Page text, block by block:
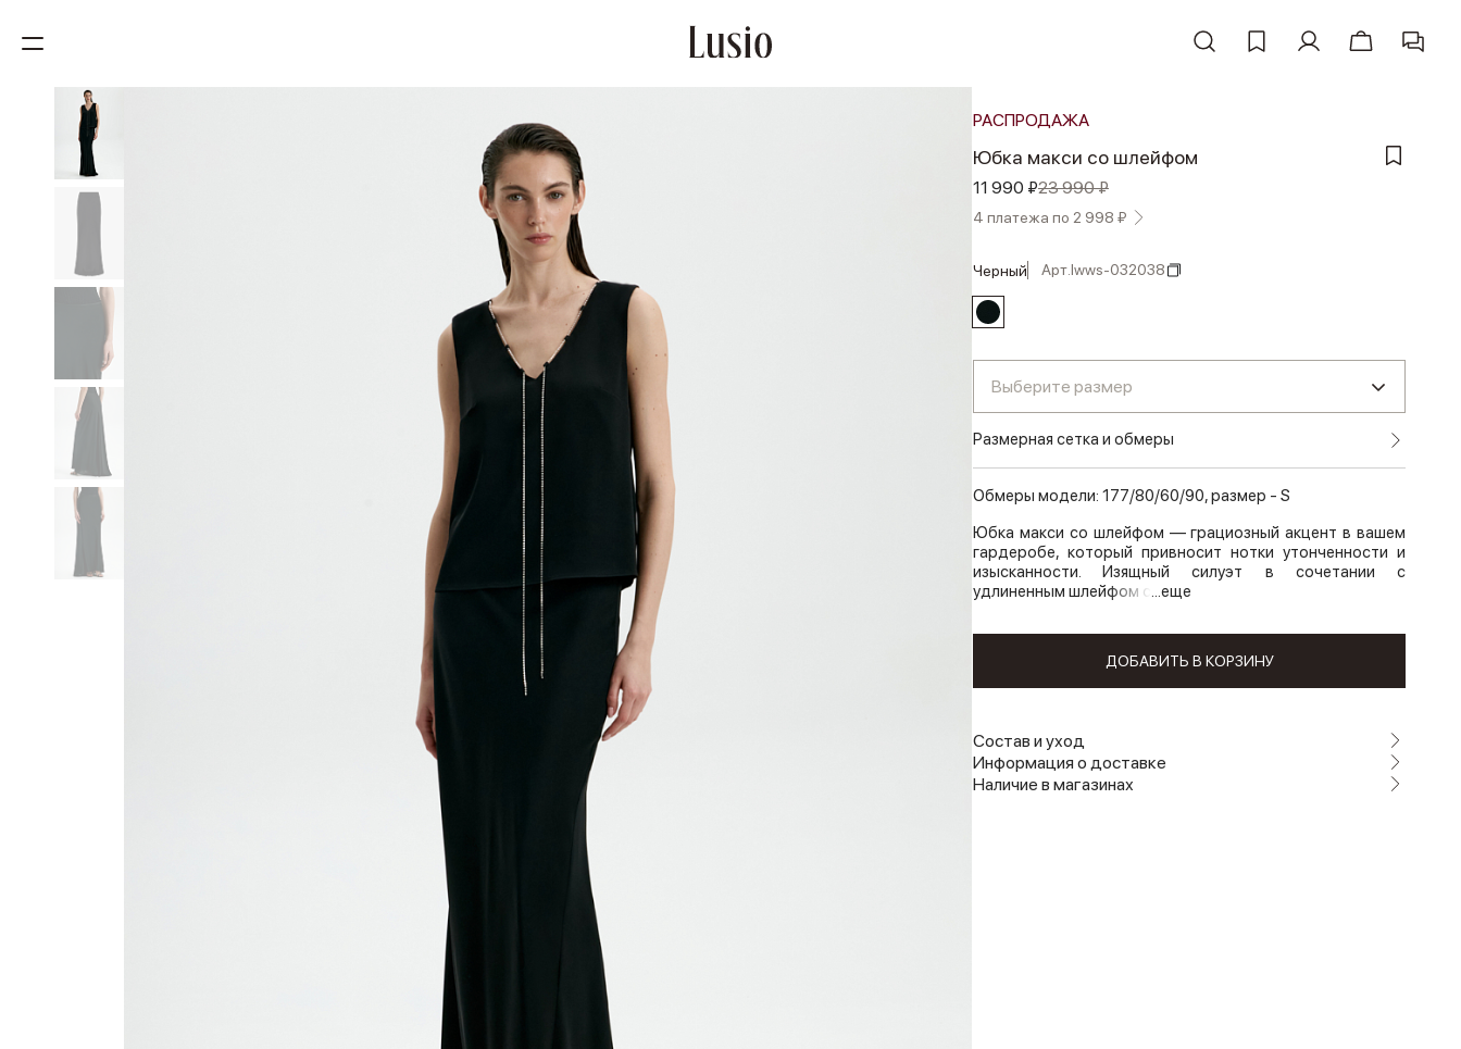
РАСПРОДАЖА
Юбка макси со шлейфом
11 990 ₽23 990 ₽
4 платежа по 2 998 ₽
черный Арт.lwws-032038
Выберите размер
Размерная сетка и обмеры
Обмеры модели: 177/80/60/90, размер - S
Юбка макси со шлейфом — грациозный акцент в вашем
гардеробе, который привносит нотки утонченности и
изысканности. Изящный силуэт в сочетании с
удлиненным шлейфом с ...еще
ДОБАВИТЬ В КОРЗИНУ
Состав и уход
Информация о доставке
Наличие в магазинах